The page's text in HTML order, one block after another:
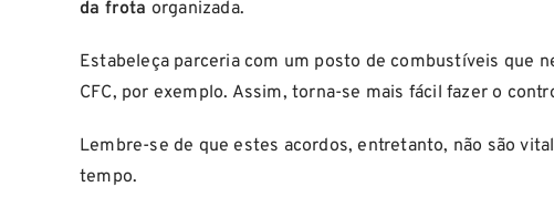
da frota organizada.
Estabeleça parceria com um posto de combustíveis que
CFC, por exemplo. Assim, torna-se mais fácil fazer o
Lembre-se de que estes acordos, entretanto, não são
tempo.